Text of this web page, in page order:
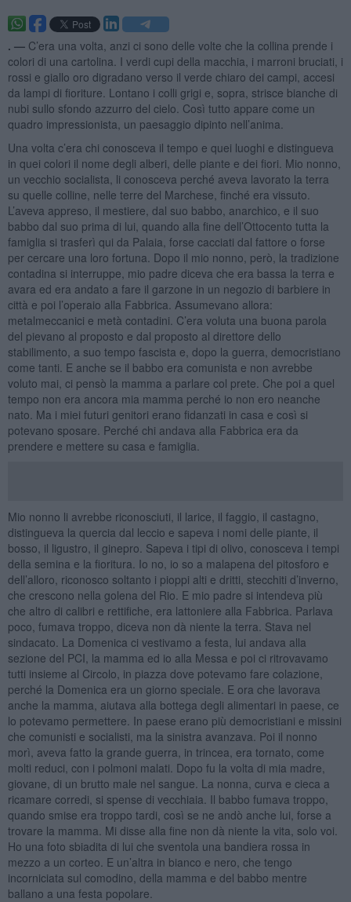
. — C’era una volta, anzi ci sono delle volte che la collina prende i
colori di una cartolina. I verdi cupi della macchia, i marroni bruciati, i
rossi e giallo oro digradano verso il verde chiaro dei campi, accesi
da lampi di fioriture. Lontano i colli grigi e, sopra, strisce bianche di
nubi sullo sfondo azzurro del cielo. Così tutto appare come un
quadro impressionista, un paesaggio dipinto nell’anima.
Una volta c’era chi conosceva il tempo e quei luoghi e distingueva
in quei colori il nome degli alberi, delle piante e dei fiori. Mio nonno,
un vecchio socialista, li conosceva perché aveva lavorato la terra
su quelle colline, nelle terre del Marchese, finché era vissuto.
L’aveva appreso, il mestiere, dal suo babbo, anarchico, e il suo
babbo dal suo prima di lui, quando alla fine dell’Ottocento tutta la
famiglia si trasferì qui da Palaia, forse cacciati dal fattore o forse
per cercare una loro fortuna. Dopo il mio nonno, però, la tradizione
contadina si interruppe, mio padre diceva che era bassa la terra e
avara ed era andato a fare il garzone in un negozio di barbiere in
città e poi l’operaio alla Fabbrica. Assumevano allora:
metalmeccanici e metà contadini. C’era voluta una buona parola
del pievano al proposto e dal proposto al direttore dello
stabilimento, a suo tempo fascista e, dopo la guerra, democristiano
come tanti. E anche se il babbo era comunista e non avrebbe
voluto mai, ci pensò la mamma a parlare col prete. Che poi a quel
tempo non era ancora mia mamma perché io non ero neanche
nato. Ma i miei futuri genitori erano fidanzati in casa e così si
potevano sposare. Perché chi andava alla Fabbrica era da
prendere e mettere su casa e famiglia.
Mio nonno li avrebbe riconosciuti, il larice, il faggio, il castagno,
distingueva la quercia dal leccio e sapeva i nomi delle piante, il
bosso, il ligustro, il ginepro. Sapeva i tipi di olivo, conosceva i tempi
della semina e la fioritura. Io no, io so a malapena del pitosforo e
dell’alloro, riconosco soltanto i pioppi alti e dritti, stecchiti d’inverno,
che crescono nella golena del Rio. E mio padre si intendeva più
che altro di calibri e rettifiche, era lattoniere alla Fabbrica. Parlava
poco, fumava troppo, diceva non dà niente la terra. Stava nel
sindacato. La Domenica ci vestivamo a festa, lui andava alla
sezione del PCI, la mamma ed io alla Messa e poi ci ritrovavamo
tutti insieme al Circolo, in piazza dove potevamo fare colazione,
perché la Domenica era un giorno speciale. E ora che lavorava
anche la mamma, aiutava alla bottega degli alimentari in paese, ce
lo potevamo permettere. In paese erano più democristiani e missini
che comunisti e socialisti, ma la sinistra avanzava. Poi il nonno
morì, aveva fatto la grande guerra, in trincea, era tornato, come
molti reduci, con i polmoni malati. Dopo fu la volta di mia madre,
giovane, di un brutto male nel sangue. La nonna, curva e cieca a
ricamare corredi, si spense di vecchiaia. Il babbo fumava troppo,
quando smise era troppo tardi, così se ne andò anche lui, forse a
trovare la mamma. Mi disse alla fine non dà niente la vita, solo voi.
Ho una foto sbiadita di lui che sventola una bandiera rossa in
mezzo a un corteo. E un’altra in bianco e nero, che tengo
incorniciata sul comodino, della mamma e del babbo mentre
ballano a una festa popolare.